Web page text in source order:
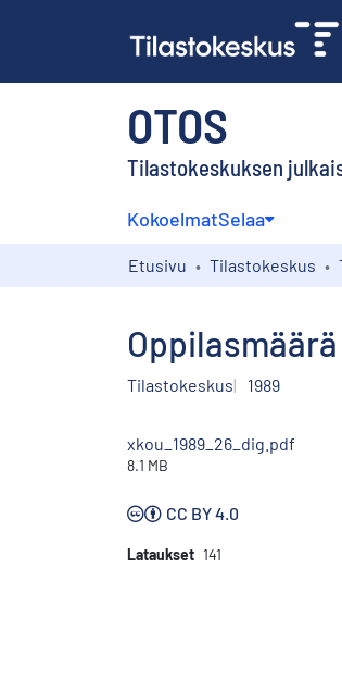
OTOS
Tilastokeskuksen
KokoelmatSelaa
Etusivu Tilastokeskus
Tilastokeskus 1989
xkou_1989_26_dig.pdf
8.1 MB
CC BY 4.0
Lataukset 141